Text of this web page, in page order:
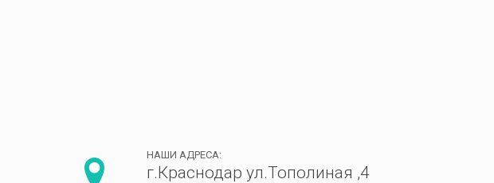
НАШИ АДРЕСА:
г.Краснодар ул.Тополиная ,4